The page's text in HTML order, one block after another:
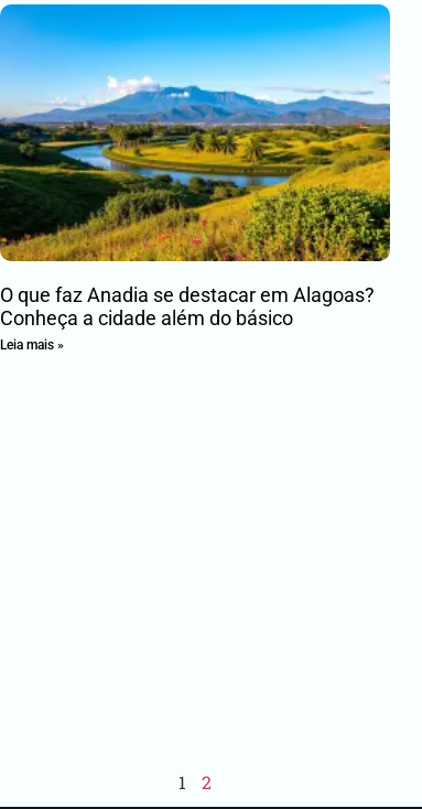
O que faz Anadia se destacar em Alagoas?
Conheça a cidade além do básico
Leia mais »
1 2